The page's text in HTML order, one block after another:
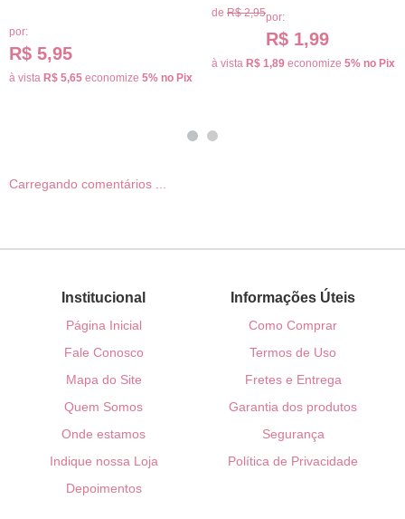
por:
R$ 5,95
à vista R$ 5,65 economize 5% no Pix
de R$ 2,95por:
R$ 1,99
à vista R$ 1,89 economize 5% no Pix
Carregando comentários ...
Institucional
Página Inicial
Fale Conosco
Mapa do Site
Quem Somos
Onde estamos
Indique nossa Loja
Depoimentos
Informações Úteis
Como Comprar
Termos de Uso
Fretes e Entrega
Garantia dos produtos
Segurança
Política de Privacidade